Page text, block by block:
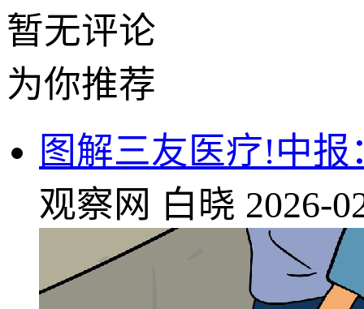
暂无评论
为你推荐
图解三友医疗!中报
观察网 白晓 2026-